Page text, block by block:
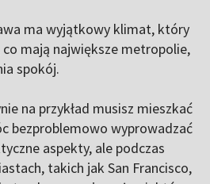
ma wyjątkowy klimat, który
mają największe metropolie,
spokój.
na przykład musisz mieszkać
bezproblemowo wyprowadzać
aspekty, ale podczas
takich jak San Francisco,